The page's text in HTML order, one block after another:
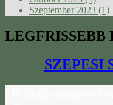
Szeptember 2023 (1)
LEGFRISSEBB
SZEPESI